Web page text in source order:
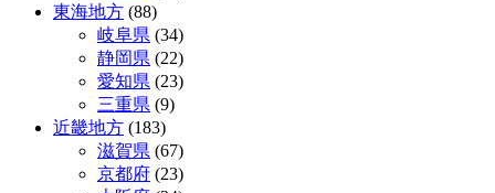
東海地方 (88)
岐阜県 (34)
静岡県 (22)
愛知県 (23)
三重県 (9)
近畿地方 (183)
滋賀県 (67)
京都府 (23)